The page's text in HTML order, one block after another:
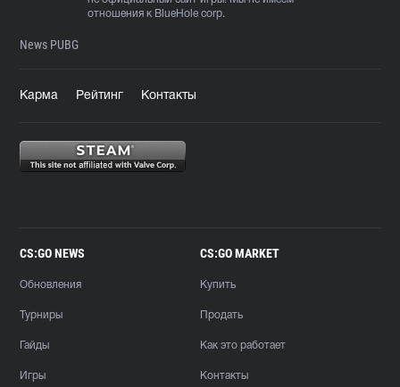
отношения к BlueHole corp.
News PUBG
Карма Рейтинг Контакты
CS:GO NEWS
Обновления
Турниры
Гайды
Игры
CS:GO MARKET
Купить
Продать
Как это работает
Контакты